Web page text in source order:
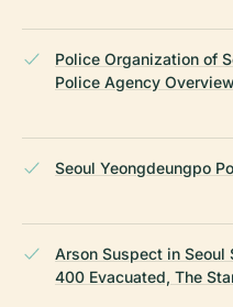
Police Organization of
Police Agency
Seoul Yeongdeungpo
Arson Suspect in Seoul
400 Evacuated, The